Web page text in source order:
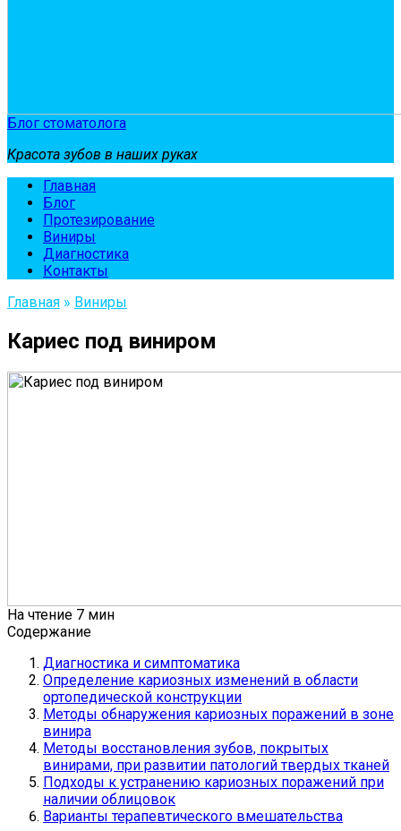
Блог стоматолога
Красота зубов в наших руках
Главная
Блог
Протезирование
Виниры
Диагностика
Контакты
Главная » Виниры
Кариес под виниром
На чтение 7 мин
Содержание
Диагностика и симптоматика
Определение кариозных изменений в области
ортопедической конструкции
Методы обнаружения кариозных поражений в зоне
винира
Методы восстановления зубов, покрытых
винирами, при развитии патологий твердых тканей
Подходы к устранению кариозных поражений при
наличии облицовок
Варианты терапевтического вмешательства